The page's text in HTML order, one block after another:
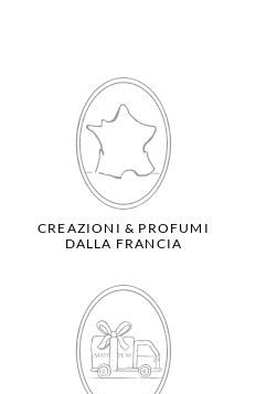
CREAZIONI & PROFUMI
DALLA FRANCIA